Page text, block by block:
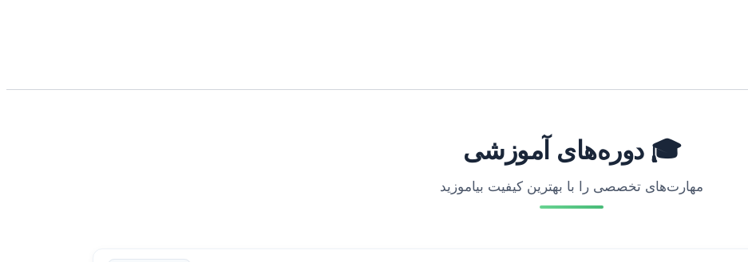
🎓 دوره‌های آموزشی
مهارت‌های تخصصی را با بهترین کیفیت بیاموزید